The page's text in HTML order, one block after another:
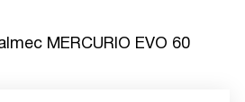
MERCURIO EVO 60